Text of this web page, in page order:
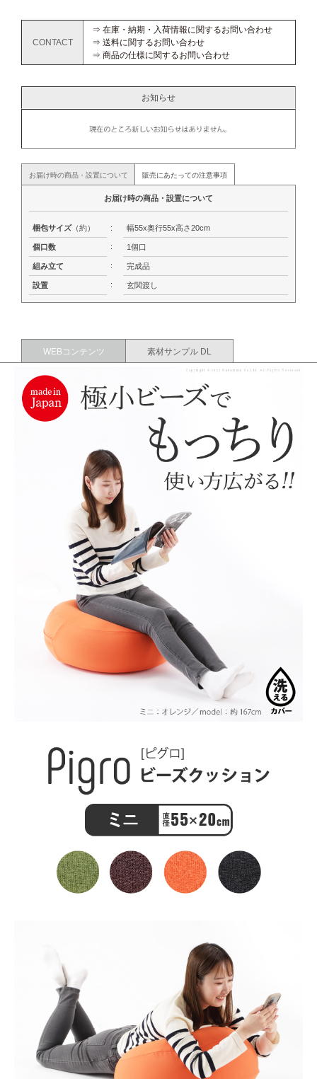
CONTACT
⇒ 在庫・納期・入荷情報に関するお問い合わせ
⇒ 送料に関するお問い合わせ
⇒ 商品の仕様に関するお問い合わせ
お知らせ
お届け時の商品・設置について 販売にあたっての注意事項
お届け時の商品・設置について
梱包サイズ（約） : 幅55x奥行55x高さ20cm
個口数 : 1個口
組み立て : 完成品
設置 : 玄関渡し
WEBコンテンツ 素材サンプル DL